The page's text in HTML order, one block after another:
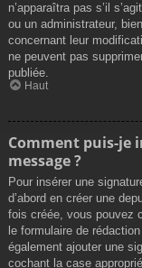
n’apparaîtra pas s’il
ou un administrateur,
concernant leur
ne peuvent pas
publiée.
Haut
Comment puis-je
message ?
Pour insérer une
d’abord en créer une
fois créée, vous pouvez
le formulaire de
également ajouter une
cochant la case